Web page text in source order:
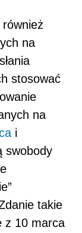
na
stosować
na
i
swobody
takie
z 10 marca